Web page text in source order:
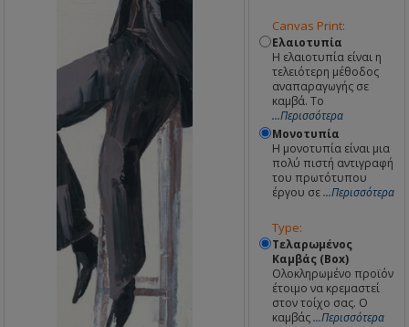
Canvas Print:
Ελαιοτυπία
Η ελαιοτυπία είναι η
τελειότερη μέθοδος
αναπαραγωγής σε
καμβά. Το
...Περισσότερα
Μονοτυπία
Η μονοτυπία είναι μια
πολύ πιστή αντιγραφή
του πρωτότυπου
έργου σε...Περισσότερα
Type:
Τελαρωμένος
Καμβάς (Box)
Ολοκληρωμένο προϊόν
έτοιμο να κρεμαστεί
στον τοίχο σας. Ο
καμβάς...Περισσότερα